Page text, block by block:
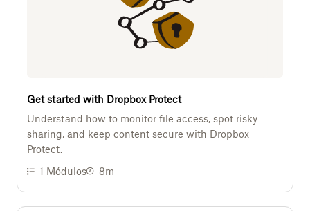
Get started with Dropbox Protect
Understand how to monitor file access, spot risky
sharing, and keep content secure with Dropbox
Protect.
1 Módulos 8m